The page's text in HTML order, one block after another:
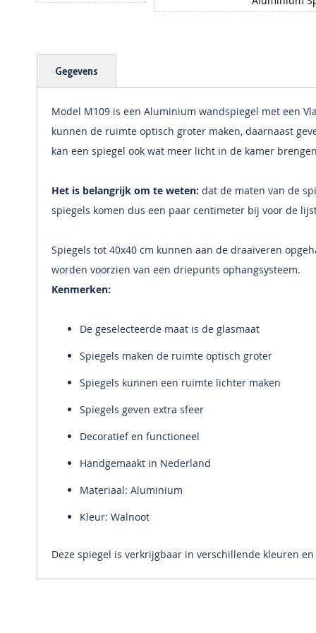
begin
de
gallerij
Gegevens
Model M109 is een Aluminium wandspiegel met een
kunnen de ruimte optisch groter maken, daarnaast
kan een spiegel ook wat meer licht in de kamer
Het is belangrijk om te weten: dat de maten van de
spiegels komen dus een paar centimeter bij voor de
Spiegels tot 40x40 cm kunnen aan de draaiveren
worden voorzien van een driepunts ophangsysteem.
Kenmerken:
De geselecteerde maat is de glasmaat
Spiegels maken de ruimte optisch groter
Spiegels kunnen een ruimte lichter maken
Spiegels geven extra sfeer
Decoratief en functioneel
Handgemaakt in Nederland
Materiaal: Aluminium
Kleur: Walnoot
Deze spiegel is verkrijgbaar in verschillende kleuren